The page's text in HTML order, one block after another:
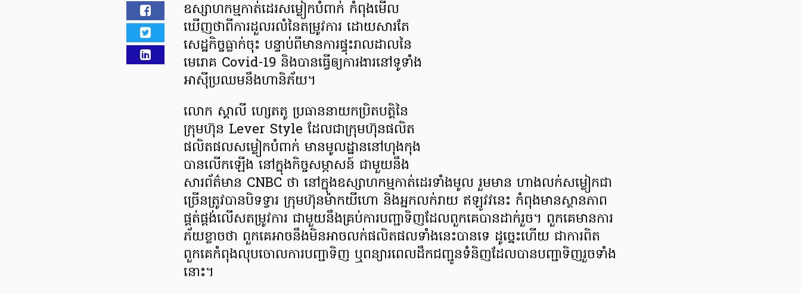
ឧស្សាហកម្ម​កាត់ដេរ​សម្លៀកបំពាក់ កំពុង​មើល
ឃើញថាពីការ​ដួលរលំ​នៃ​តម្រូវការ​ ដោយសារតែ​
សេដ្ឋកិច្ច​ធ្លាក់ចុះ បន្ទាប់ពីមាន​ការផ្ទុះរាលដាល​នៃ
មេរោគ Covid-19 និងបាន​ធ្វើឲ្យការងារ​នៅទូទាំង​
អាស៊ី​ប្រឈមនឹង​ហានិភ័យ។
លោក ស្ដាលី ហ្សេតតូ ប្រធាន​នាយក​ប្រិតបត្តិ​នៃ​
ក្រុមហ៊ុន Lever Style ដែល​ជា​ក្រុមហ៊ុន​ផលិត​
ផលិតផល​សម្លៀកបំពាក់ មានមូលដ្ឋាន​នៅហុងកុង
បាន​លើកឡើង នៅក្នុងកិច្ចសម្ភាសន៍ ជាមួយនឹង​
សារព័ត៌មាន CNBC ថា នៅក្នុងឧស្សាហកម្ម​កាត់ដេរ​ទាំងមូល រួមមាន ហាងលក់សម្លៀកជា
ច្រើន​ត្រូវបានបិទទ្វារ ក្រុមហ៊ុនម៉ាកយីហោ និងអ្នកលក់រាយ ឥឡូវវនេះ កំពុង​មានស្ថានភាព​
ផ្គត់ផ្គង់​លើសតម្រូវការ ជាមួយនឹង​គ្រប់ការបញ្ជាទិញ​ដែលពួកគេ​បានដាក់រួច​។ ពួកគេ​មានការ​
ភ័យខ្លាចថា ពួកគេ​អាចនឹង​មិនអាច​លក់​ផលិតផល​ទាំងនេះបានទេ ដូច្នេះហើយ ជាការពិត​
ពួកគេ​កំពុង​លុបចោល​ការបញ្ជាទិញ​ ឬពន្យារពេល​ដឹកជញ្ជូន​​ទំនិញ​ដែលបាន​បញ្ជាទិញ​រួចទាំង
នោះ។